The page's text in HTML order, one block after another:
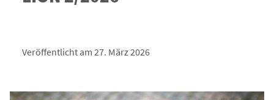
Veröffentlicht am 27. März 2026